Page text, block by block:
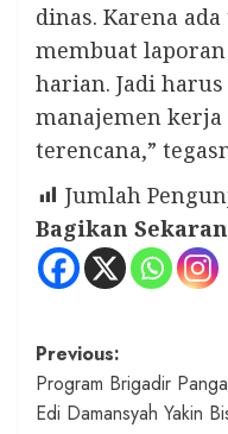
dinas. Karena
membuat
harian. Jadi
manajemen
terencana,”
Jumlah
Bagikan
Post
navigation
Previous:
Program Brigadir
Edi Damansyah Yakin